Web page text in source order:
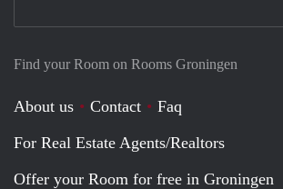
Find your Room on Rooms Groningen
About us Contact
Faq
For Real Estate Agents/Realtors
Offer your Room for free in Groningen